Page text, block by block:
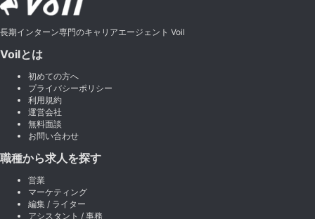
長期インターン専門のキャリアエージェント Voil
Voilとは
初めての方へ
プライバシーポリシー
利用規約
運営会社
無料面談
お問い合わせ
職種から求人を探す
営業
マーケティング
編集 / ライター
アシスタント / 事務